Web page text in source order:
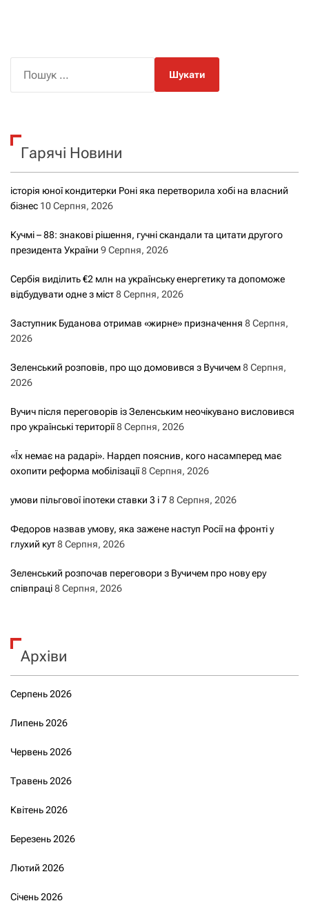
к
Гарячі Новини
історія юної кондитерки Роні яка перетворила хобі на власний
бізнес 10 Серпня, 2026
Кучмі – 88: знакові рішення, гучні скандали та цитати другого
президента України 9 Серпня, 2026
Сербія виділить €2 млн на українську енергетику та допоможе
відбудувати одне з міст8 Серпня, 2026
Заступник Буданова отримав «жирне» призначення 8 Серпня,
2026
Зеленський розповів, про що домовився з Вучичем8 Серпня,
2026
Вучич після переговорів із Зеленським неочікувано висловився
про українські території8 Серпня, 2026
«Їх немає на радарі». Нардеп пояснив, кого насамперед має
охопити реформа мобілізації8 Серпня, 2026
умови пільгової іпотеки ставки 3 і 78 Серпня, 2026
Федоров назвав умову, яка зажене наступ Росії на фронті у
глухий кут8 Серпня, 2026
Зеленський розпочав переговори з Вучичем про нову еру
співпраці8 Серпня, 2026
Архіви
Серпень 2026
Липень 2026
Червень 2026
Травень 2026
Квітень 2026
Березень 2026
Лютий 2026
Січень 2026